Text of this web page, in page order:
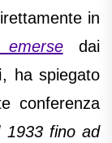
in
dai
, ha spiegato
conferenza
1933 fino ad